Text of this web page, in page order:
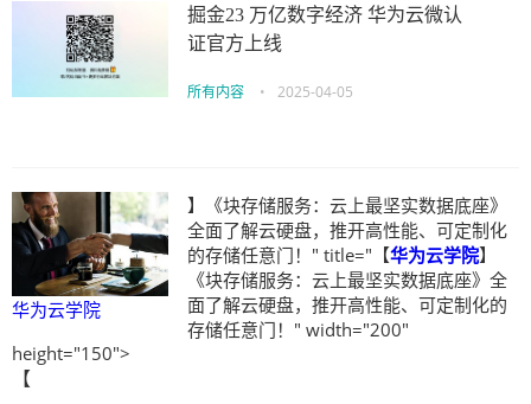
掘金23 万亿数字经济 华为云微认
证官方上线
所有内容 • 2025-04-05
华为云学院
】《块存储服务：云上最坚实数据底座》
全面了解云硬盘，推开高性能、可定制化
的存储任意门！" title="【华为云学院】
《块存储服务：云上最坚实数据底座》全
面了解云硬盘，推开高性能、可定制化的
存储任意门！" width="200"
height="150">
【